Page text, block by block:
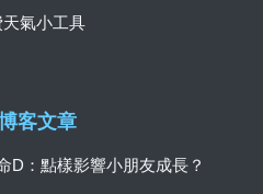
天氣小工具
客文章
D：點樣影響小朋友成長？